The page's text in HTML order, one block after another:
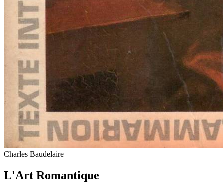
Charles Baudelaire
L'Art Romantique